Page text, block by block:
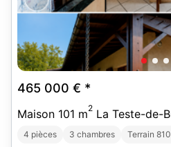
465 000 € *
Maison 101 m2 La Teste-de-
4 pièces 3 chambres Terrain